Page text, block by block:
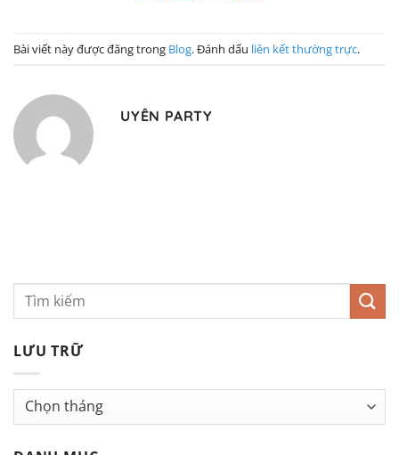
Bài viết này được đăng trong Blog. Đánh dấu liên kết thường trực.
UYÊN PARTY
LƯU TRỮ
Lưu